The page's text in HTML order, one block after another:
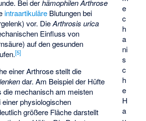
e
c
h
a
ni
s
c
h
e
H
a
Bei derhämophilen Arthrose
intraartikuläre Blutungen bei
vor. DieArthrosis urica
Einfluss von
auf den gesunden
[5]
einer Arthrose stellt die
dar. Am Beispiel der Hüfte
die mechanisch am meisten
physiologischen
größere Fläche darstellt